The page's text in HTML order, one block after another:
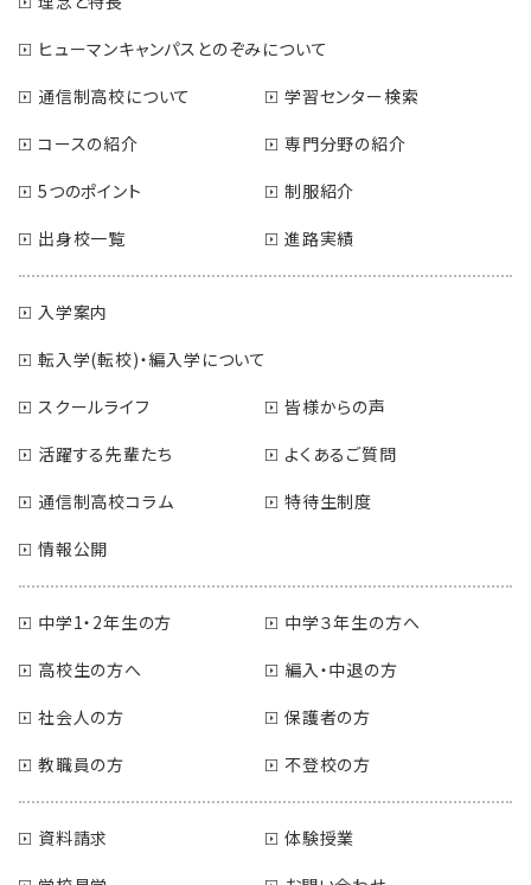
ヒューマンキャンパスとのぞみについて
通信制高校について
学習センター検索
コースの紹介
専門分野の紹介
5つのポイント
制服紹介
出身校一覧
進路実績
入学案内
転入学(転校)・編入学について
スクールライフ
皆様からの声
活躍する先輩たち
よくあるご質問
通信制高校コラム
特待生制度
情報公開
中学1・2年生の方
中学３年生の方へ
高校生の方へ
編入・中退の方
社会人の方
保護者の方
教職員の方
不登校の方
資料請求
体験授業